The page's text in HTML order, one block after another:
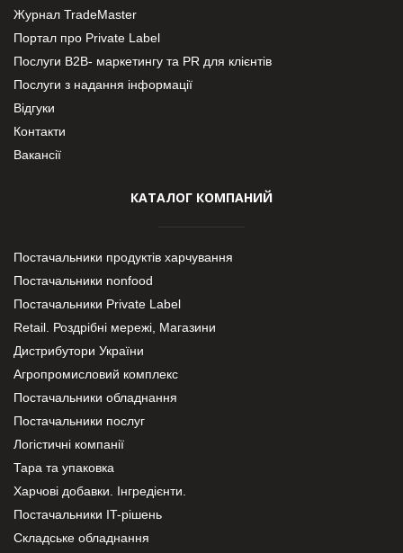
Журнал TradeMaster
Портал про Private Label
Послуги В2В- маркетингу та PR для клієнтів
Послуги з надання інформації
Відгуки
Контакти
Вакансії
КАТАЛОГ КОМПАНИЙ
Постачальники продуктів харчування
Постачальники nonfood
Постачальники Private Label
Retail. Роздрібні мережі, Магазини
Дистрибутори України
Агропромисловий комплекс
Постачальники обладнання
Постачальники послуг
Логістичні компанії
Тара та упаковка
Харчові добавки. Інгредієнти.
Постачальники IT-рішень
Складське обладнання